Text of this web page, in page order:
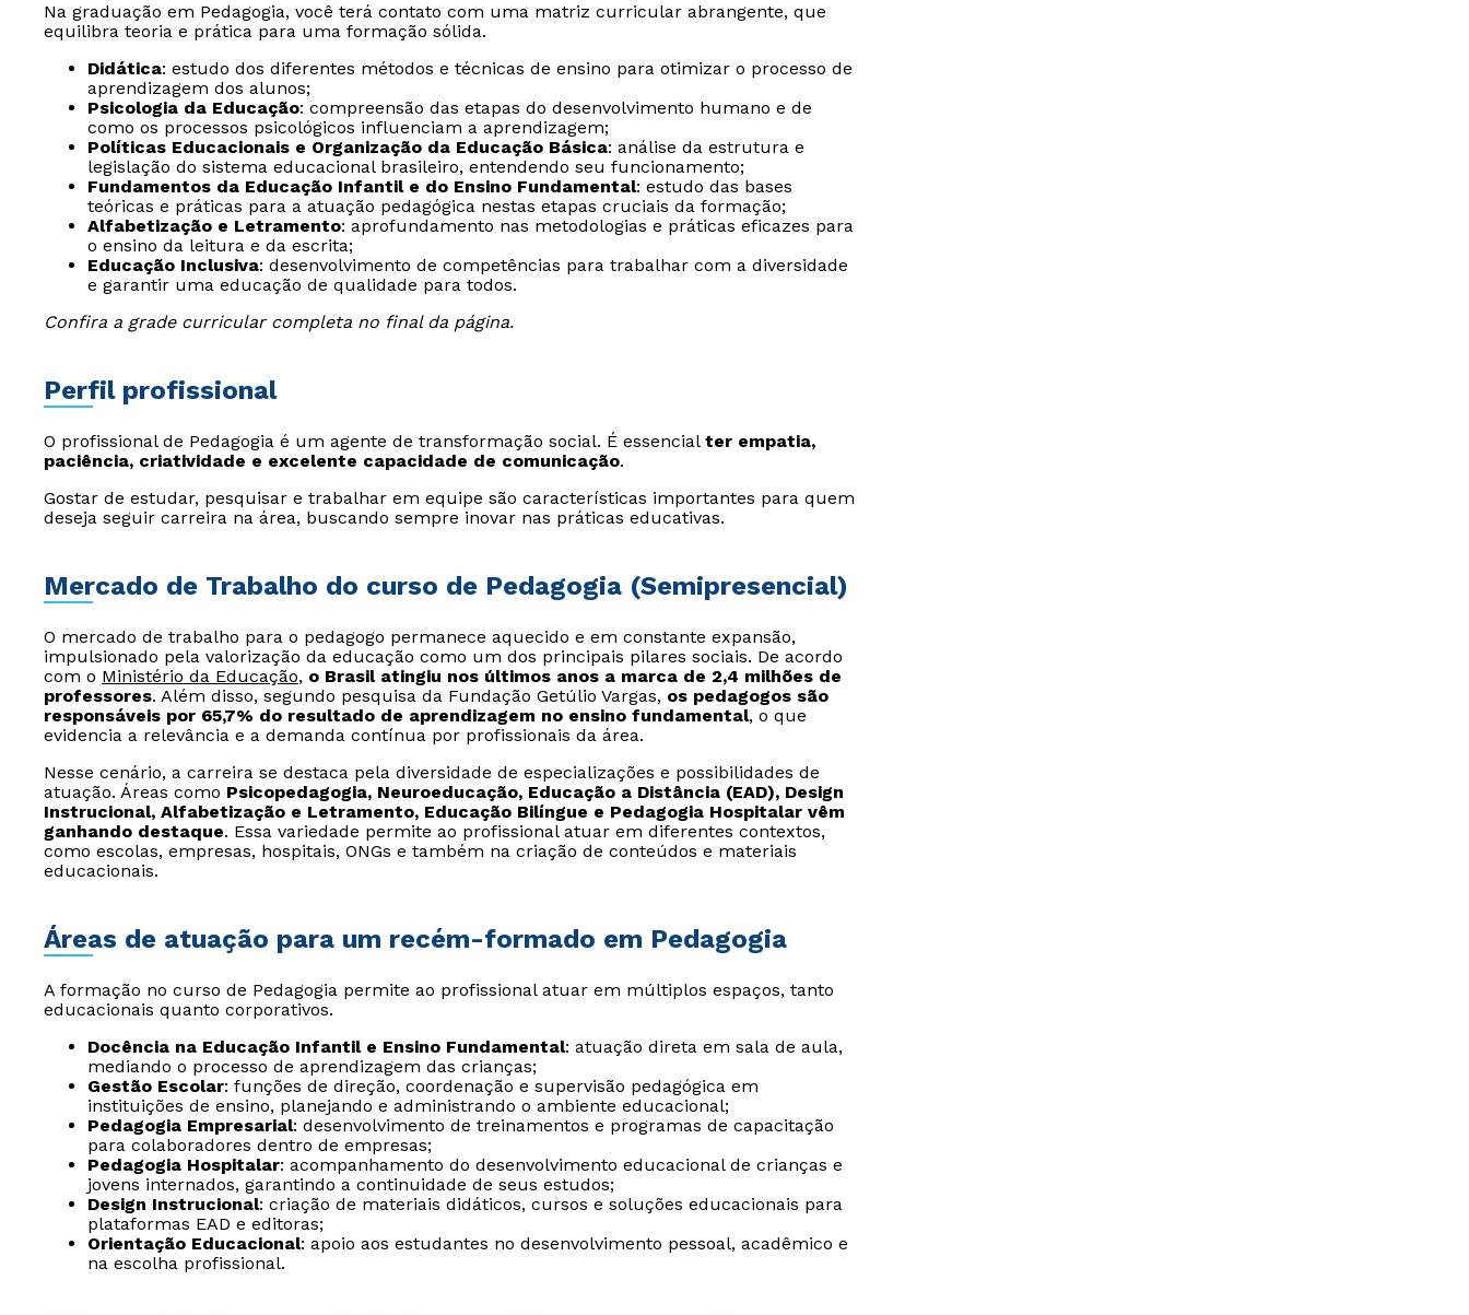
Na graduação em Pedagogia, você terá contato com uma matriz curricular abrangente, que
equilibra teoria e prática para uma formação sólida.
Didática: estudo dos diferentes métodos e técnicas de ensino para otimizar o processo de
aprendizagem dos alunos;
Psicologia da Educação: compreensão das etapas do desenvolvimento humano e de
como os processos psicológicos influenciam a aprendizagem;
Políticas Educacionais e Organização da Educação Básica: análise da estrutura e
legislação do sistema educacional brasileiro, entendendo seu funcionamento;
Fundamentos da Educação Infantil e do Ensino Fundamental: estudo das bases
teóricas e práticas para a atuação pedagógica nestas etapas cruciais da formação;
Alfabetização e Letramento: aprofundamento nas metodologias e práticas eficazes para
o ensino da leitura e da escrita;
Educação Inclusiva: desenvolvimento de competências para trabalhar com a diversidade
e garantir uma educação de qualidade para todos.
Confira a grade curricular completa no final da página.
Perfil profissional
O profissional de Pedagogia é um agente de transformação social. É essencial ter empatia,
paciência, criatividade e excelente capacidade de comunicação.
Gostar de estudar, pesquisar e trabalhar em equipe são características importantes para quem
deseja seguir carreira na área, buscando sempre inovar nas práticas educativas.
Mercado de Trabalho do curso de Pedagogia (Semipresencial)
O mercado de trabalho para o pedagogo permanece aquecido e em constante expansão,
impulsionado pela valorização da educação como um dos principais pilares sociais. De acordo
com o Ministério da Educação, o Brasil atingiu nos últimos anos a marca de 2,4 milhões de
professores. Além disso, segundo pesquisa da Fundação Getúlio Vargas, os pedagogos são
responsáveis por 65,7% do resultado de aprendizagem no ensino fundamental, o que
evidencia a relevância e a demanda contínua por profissionais da área.
Nesse cenário, a carreira se destaca pela diversidade de especializações e possibilidades de
atuação. Áreas como Psicopedagogia, Neuroeducação, Educação a Distância (EAD), Design
Instrucional, Alfabetização e Letramento, Educação Bilíngue e Pedagogia Hospitalar vêm
ganhando destaque. Essa variedade permite ao profissional atuar em diferentes contextos,
como escolas, empresas, hospitais, ONGs e também na criação de conteúdos e materiais
educacionais.
Áreas de atuação para um recém-formado em Pedagogia
A formação no curso de Pedagogia permite ao profissional atuar em múltiplos espaços, tanto
educacionais quanto corporativos.
Docência na Educação Infantil e Ensino Fundamental: atuação direta em sala de aula,
mediando o processo de aprendizagem das crianças;
Gestão Escolar: funções de direção, coordenação e supervisão pedagógica em
instituições de ensino, planejando e administrando o ambiente educacional;
Pedagogia Empresarial: desenvolvimento de treinamentos e programas de capacitação
para colaboradores dentro de empresas;
Pedagogia Hospitalar: acompanhamento do desenvolvimento educacional de crianças e
jovens internados, garantindo a continuidade de seus estudos;
Design Instrucional: criação de materiais didáticos, cursos e soluções educacionais para
plataformas EAD e editoras;
Orientação Educacional: apoio aos estudantes no desenvolvimento pessoal, acadêmico e
na escolha profissional.
Rápido e fácil
WhatsApp
Rápido e fácil
WhatsApp